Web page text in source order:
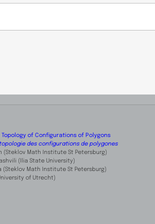
of Configurations of Polygons
des configurations de polygones
(Steklov Math Institute St Petersburg)
(Ilia State University)
(Steklov Math Institute St Petersburg)
of Utrecht)